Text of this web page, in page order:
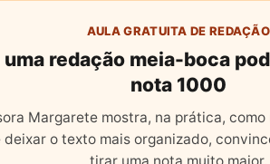
AULA GRATUITA DE REDAÇÃO
redação meia-boca
nota 1000
Margarete mostra, na prática,
deixar o texto mais organizado,